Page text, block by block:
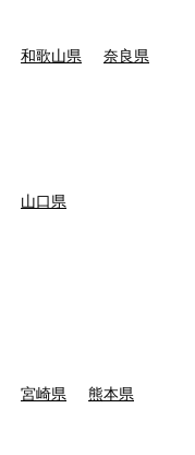
和歌山県 奈良県
山口県
宮崎県 熊本県